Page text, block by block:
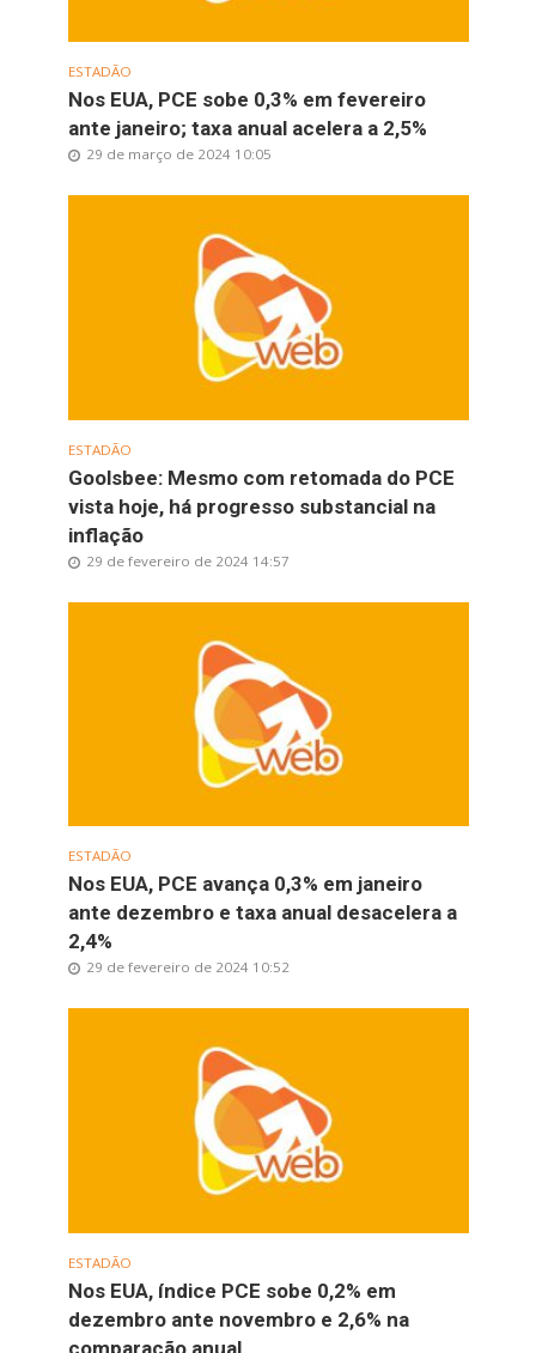
ESTADÃO
Nos EUA, PCE sobe 0,3% em fevereiro
ante janeiro; taxa anual acelera a 2,5%
29 de março de 2024 10:05
ESTADÃO
Goolsbee: Mesmo com retomada do PCE
vista hoje, há progresso substancial na
inflação
29 de fevereiro de 2024 14:57
ESTADÃO
Nos EUA, PCE avança 0,3% em janeiro
ante dezembro e taxa anual desacelera a
2,4%
29 de fevereiro de 2024 10:52
ESTADÃO
Nos EUA, índice PCE sobe 0,2% em
dezembro ante novembro e 2,6% na
comparação anual